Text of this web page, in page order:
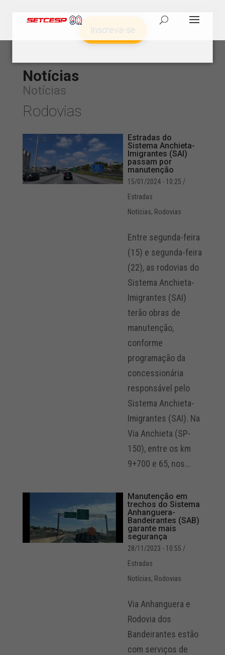
Notícias
Notícias
Rodovias
Estradas do
Sistema Anchieta-
Imigrantes (SAI)
passam por
manutenção
15/01/2024 - 10:25 /
Estradas
Notícias, Rodovias
Entre segunda-feira
(15) e segunda-feira
(22), as rodovias do
Sistema Anchieta-
Imigrantes (SAI)
terão obras de
manutenção,
conforme
programação da
concessionária
responsável pelo
Sistema Anchieta-
Imigrantes (SAI). Na
Via Anchieta (SP-
150), entre os km
9+700 e 65, nos...
Manutenção em
trechos do Sistema
Anhanguera-
Bandeirantes (SAB)
garante mais
segurança
28/11/2023 - 10:55 /
Estradas
Notícias, Rodovias
Via Anhanguera e
Rodovia dos
Bandeirantes estão
com serviços de